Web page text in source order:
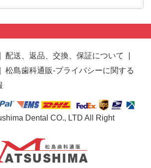
配送、返品、交換、保証について
松島歯科通販-プライバシーに関する
Dental CO., LTD All Right